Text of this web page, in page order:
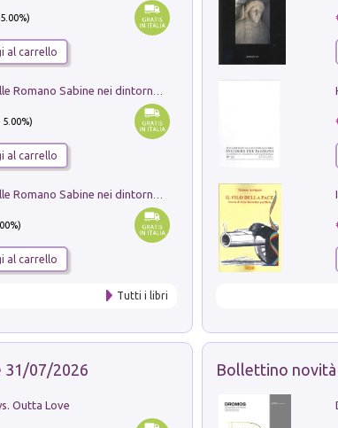
al carrello
5.00%)
al carrello
al carrello
Tutti i libri
31/07/2026
Outta Love
Bollettino